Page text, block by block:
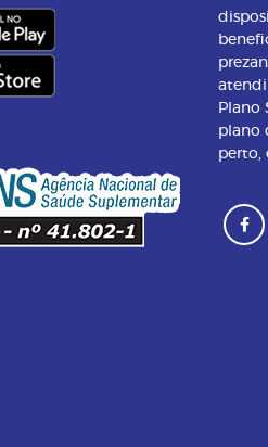
Plano
plano
perto,